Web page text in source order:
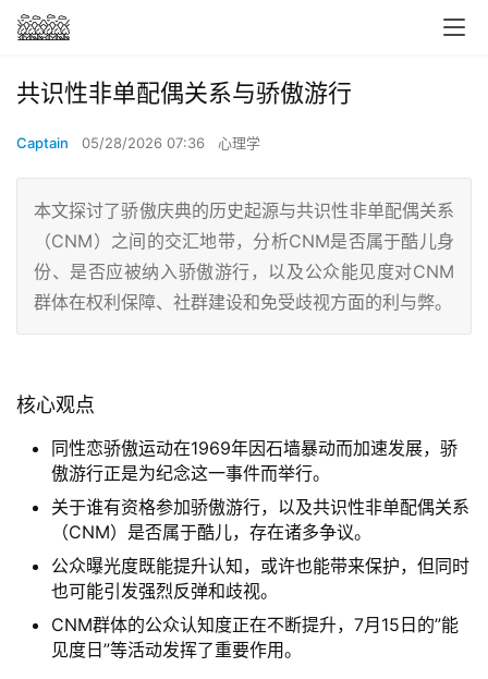
共识性非单配偶关系与骄傲游行
Captain 05/28/2026 07:36 心理学
本文探讨了骄傲庆典的历史起源与共识性非单配偶关系
（CNM）之间的交汇地带，分析CNM是否属于酷儿身
份、是否应被纳入骄傲游行，以及公众能见度对CNM
群体在权利保障、社群建设和免受歧视方面的利与弊。
核心观点
同性恋骄傲运动在1969年因石墙暴动而加速发展，骄
傲游行正是为纪念这一事件而举行。
关于谁有资格参加骄傲游行，以及共识性非单配偶关系
（CNM）是否属于酷儿，存在诸多争议。
公众曝光度既能提升认知，或许也能带来保护，但同时
也可能引发强烈反弹和歧视。
CNM群体的公众认知度正在不断提升，7月15日的”能
见度日”等活动发挥了重要作用。